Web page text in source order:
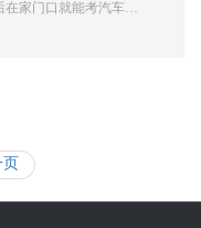
家门口就能考汽车驾
页